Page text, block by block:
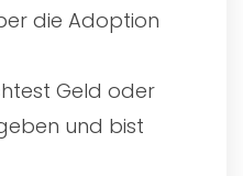
die Adoption
Geld oder
und bist